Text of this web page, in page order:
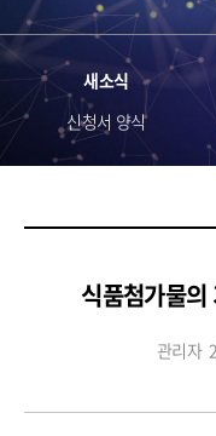
새소식
신청서 양식
식품첨가물의
관리자